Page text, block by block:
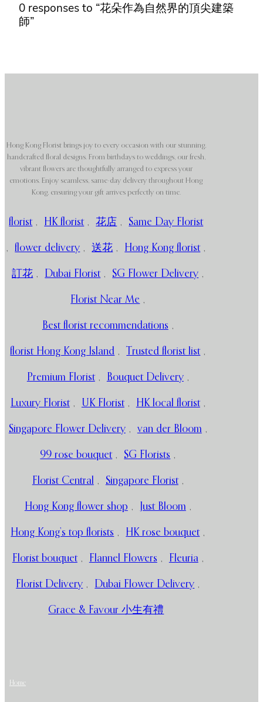
0 responses to “花朵作為自然界的頂尖建築
師”
Hong Kong Florist brings joy to every occasion with our stunning,
handcrafted floral designs. From birthdays to weddings, our fresh,
vibrant flowers are thoughtfully arranged to express your
emotions. Enjoy seamless, same-day delivery throughout Hong
Kong, ensuring your gift arrives perfectly on time.
florist , HK florist , 花店 , Same Day Florist
, flower delivery , 送花 , Hong Kong florist ,
訂花 , Dubai Florist , SG Flower Delivery ,
Florist Near Me ,
Best florist recommendations ,
florist Hong Kong Island , Trusted florist list ,
Premium Florist , Bouquet Delivery ,
Luxury Florist , UK Florist , HK local florist ,
Singapore Flower Delivery , van der Bloom ,
99 rose bouquet , SG Florists ,
Florist Central , Singapore Florist ,
Hong Kong flower shop , Just Bloom ,
Hong Kong’s top florists , HK rose bouquet ,
Florist bouquet , Flannel Flowers , Fleuria ,
Florist Delivery , Dubai Flower Delivery ,
Grace & Favour 小生有禮
Home